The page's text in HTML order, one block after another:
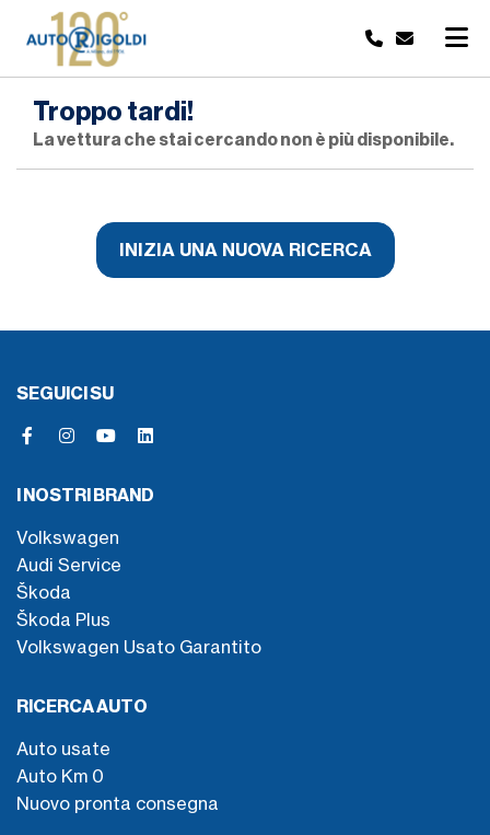
Troppo tardi!
La vettura che stai cercando non è più disponibile.
INIZIA UNA NUOVA RICERCA
SEGUICI SU
I NOSTRI BRAND
Volkswagen
Audi Service
Škoda
Škoda Plus
Volkswagen Usato Garantito
RICERCA AUTO
Auto usate
Auto Km 0
Nuovo pronta consegna